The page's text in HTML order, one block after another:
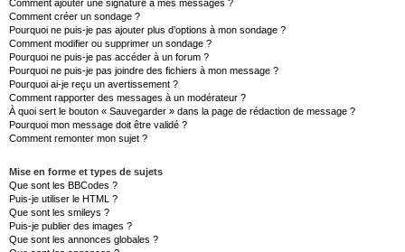
Comment ajouter une signature à mes messages ?
Comment créer un sondage ?
Pourquoi ne puis-je pas ajouter plus d’options à mon sondage ?
Comment modifier ou supprimer un sondage ?
Pourquoi ne puis-je pas accéder à un forum ?
Pourquoi ne puis-je pas joindre des fichiers à mon message ?
Pourquoi ai-je reçu un avertissement ?
Comment rapporter des messages à un modérateur ?
À quoi sert le bouton « Sauvegarder » dans la page de rédaction de message ?
Pourquoi mon message doit être validé ?
Comment remonter mon sujet ?
Mise en forme et types de sujets
Que sont les BBCodes ?
Puis-je utiliser le HTML ?
Que sont les smileys ?
Puis-je publier des images ?
Que sont les annonces globales ?